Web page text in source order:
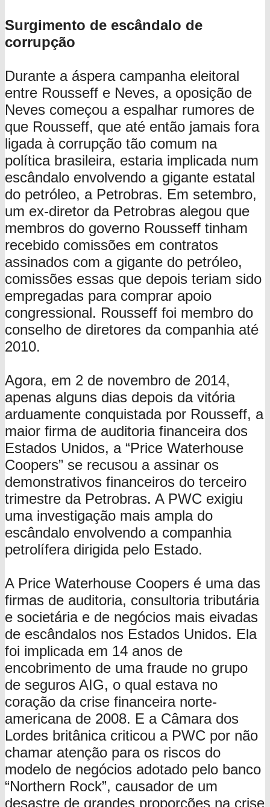
Surgimento de escândalo de
corrupção
Durante a áspera campanha eleitoral
entre Rousseff e Neves, a oposição de
Neves começou a espalhar rumores de
que Rousseff, que até então jamais fora
ligada à corrupção tão comum na
política brasileira, estaria implicada num
escândalo envolvendo a gigante estatal
do petróleo, a Petrobras. Em setembro,
um ex-diretor da Petrobras alegou que
membros do governo Rousseff tinham
recebido comissões em contratos
assinados com a gigante do petróleo,
comissões essas que depois teriam sido
empregadas para comprar apoio
congressional. Rousseff foi membro do
conselho de diretores da companhia até
2010.
Agora, em 2 de novembro de 2014,
apenas alguns dias depois da vitória
arduamente conquistada por Rousseff, a
maior firma de auditoria financeira dos
Estados Unidos, a “Price Waterhouse
Coopers” se recusou a assinar os
demonstrativos financeiros do terceiro
trimestre da Petrobras. A PWC exigiu
uma investigação mais ampla do
escândalo envolvendo a companhia
petrolífera dirigida pelo Estado.
A Price Waterhouse Coopers é uma das
firmas de auditoria, consultoria tributária
e societária e de negócios mais eivadas
de escândalos nos Estados Unidos. Ela
foi implicada em 14 anos de
encobrimento de uma fraude no grupo
de seguros AIG, o qual estava no
coração da crise financeira norte-
americana de 2008. E a Câmara dos
Lordes britânica criticou a PWC por não
chamar atenção para os riscos do
modelo de negócios adotado pelo banco
“Northern Rock”, causador de um
desastre de grandes proporções na crise